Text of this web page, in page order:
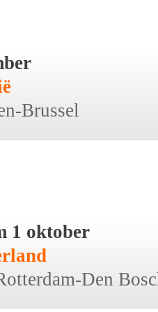
Brussel
1 oktober
Den